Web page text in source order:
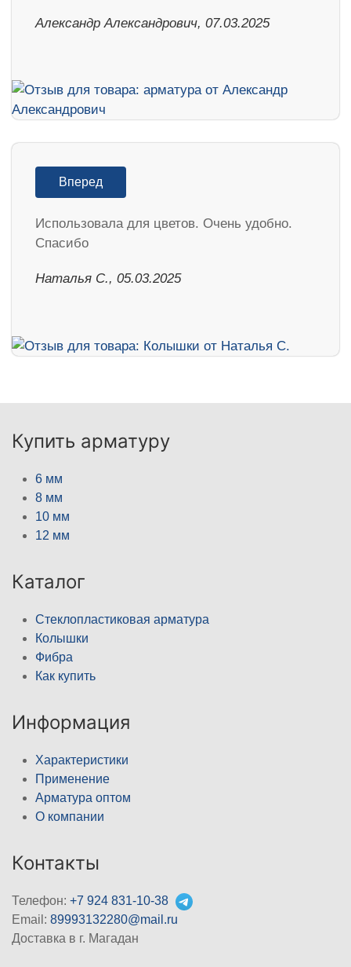
Александр Александрович, 07.03.2025
Вперед
Использовала для цветов. Очень удобно.
Спасибо
Наталья С., 05.03.2025
Купить арматуру
6 мм
8 мм
10 мм
12 мм
Каталог
Стеклопластиковая арматура
Колышки
Фибра
Как купить
Информация
Характеристики
Применение
Арматура оптом
О компании
Контакты
Телефон: +7 924 831-10-38
Email: 89993132280@mail.ru
Доставка в г. Магадан